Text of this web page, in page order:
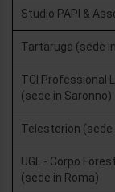
Studio PAPI &
Tartaruga (sede
TCI Professional
(sede in Saronno)
Telesterion (sede
UGL - Corpo
(sede in Roma)